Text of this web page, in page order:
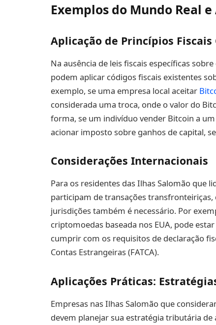
Exemplos do Mundo Real
Aplicação de Princípios
Na ausência de leis fiscais específicas
podem aplicar códigos fiscais existentes
exemplo, se uma empresa local aceitar
considerada uma troca, onde o valor do
forma, se um indivíduo vender Bitcoin a
acionar imposto sobre ganhos de capital,
Considerações Internacionais
Para os residentes das Ilhas Salomão que
participam de transações
jurisdições também é necessário. Por
criptomoedas baseada nos EUA, pode
cumprir com os requisitos de declaração
Contas Estrangeiras (FATCA).
Aplicações Práticas:
Empresas nas Ilhas Salomão que
devem planejar sua estratégia tributária